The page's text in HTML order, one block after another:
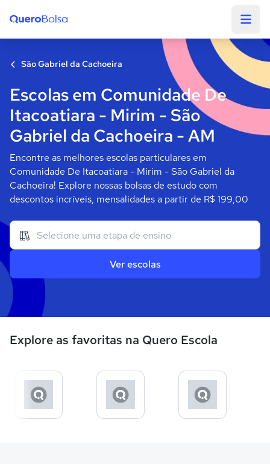
São Gabriel da Cachoeira
Escolas em Comunidade De
Itacoatiara - Mirim - São
Gabriel da Cachoeira - AM
Encontre as melhores escolas particulares em
Comunidade De Itacoatiara - Mirim - São Gabriel da
Cachoeira! Explore nossas bolsas de estudo com
descontos incríveis, mensalidades a partir de R$ 199,00
Ver escolas
Explore as favoritas na Quero Escola